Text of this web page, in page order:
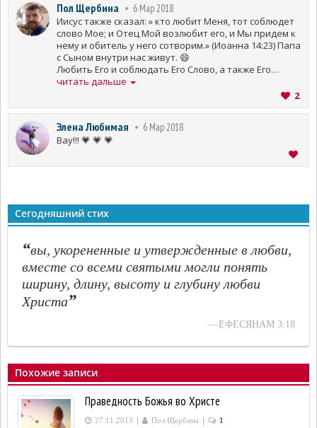
Пол Щербина 6 Мар 2018
Иисус также сказал: » кто любит Меня, тот соблюдет
слово Мое; и Отец Мой возлюбит его, и Мы придем к
нему и обитель у него сотворим.» (Иоанна 14:23) Папа
с Сыном внутри нас живут. 😄
Любить Его и соблюдать Его Слово, а также Его
заповеди есть ничто иное как верить в Него. Кто
свидетельство Духа Святого. Верующий также любит
Бог есть любовь. 💗
А "Отец возлюбит", потому что написано "что
Святым, данным нам." 💗
читать дальше
2
Элена Любимая 6 Мар 2018
Вау!!! 💗 💗 💗
Сегодняшний стих
“вы, укорененные и утвержденные в любви,
вместе со всеми святыми могли понять
ширину, длину, высоту и глубину любви
Христа”
—ЕФЕСЯНАМ 3:18
Похожие записи
Праведность Божья во Христе
27.11.2013 | Пол Щербина | 1